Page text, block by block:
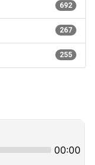
692
267
255